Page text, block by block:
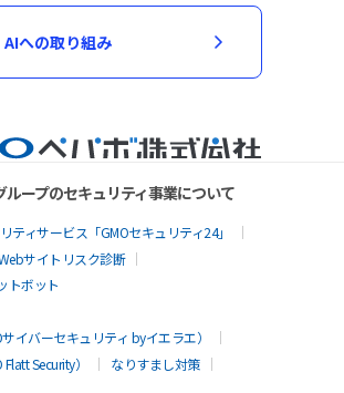
AIへの取り組み
ループのセキュリティ事業について
ティサービス「GMOセキュリティ24」
サイトリスク診断
トボット
イバーセキュリティ byイエラエ）
Security）
なりすまし対策